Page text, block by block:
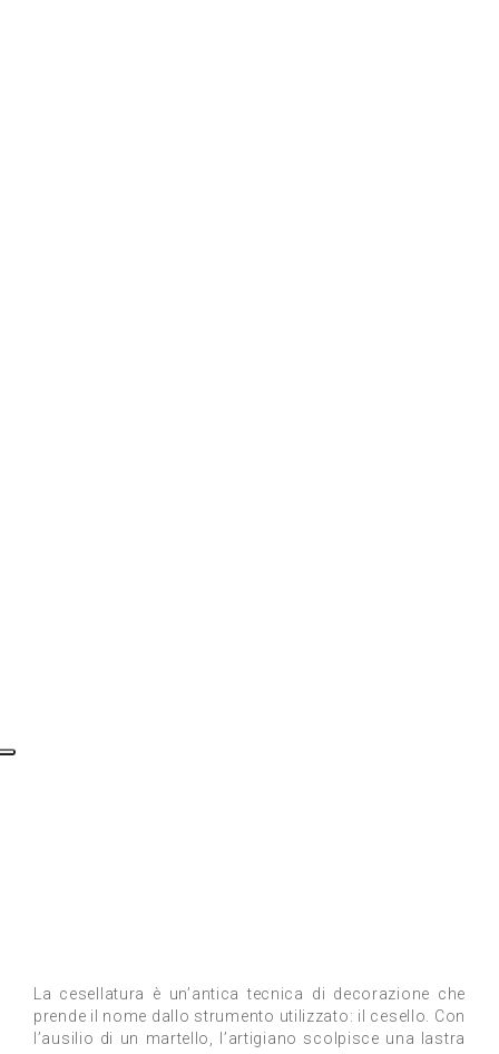
La cesellatura è un’antica tecnica di decorazione che
prende il nome dallo strumento utilizzato: il cesello. Con
l’ausilio di un martello, l’artigiano scolpisce una lastra